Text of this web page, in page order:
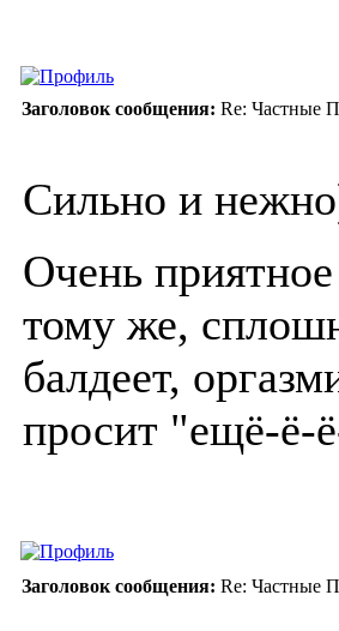
Заголовок сообщения: Re: Частные
Сильно и
Очень
тому же,
балдеет,
просит "ещё-ё-
Заголовок сообщения: Re: Частные